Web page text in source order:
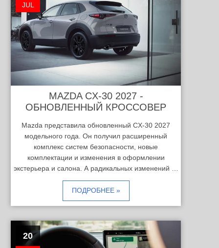
JUL
MAZDA CX-30 2027 -
ОБНОВЛЕННЫЙ КРОССОВЕР
Mazda представила обновленный CX-30 2027
модельного года. Он получил расширенный
комплекс систем безопасности, новые
комплектации и изменения в оформлении
экстерьера и салона. А радикальных изменений …
ПОДРОБНЕЕ »
20